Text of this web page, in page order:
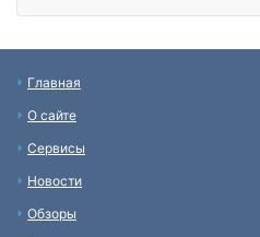
Главная
О сайте
Сервисы
Новости
Обзоры